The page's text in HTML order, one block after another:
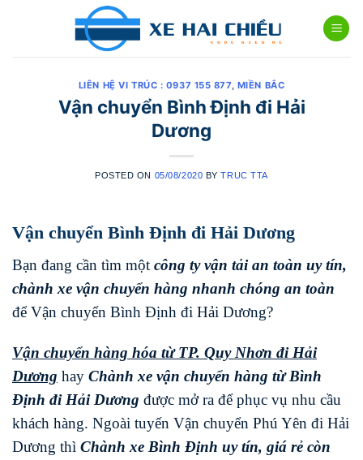
LIÊN HỆ VI TRÚC : 0937 155 877, MIỀN BẮC
Vận chuyển Bình Định đi Hải
Dương
POSTED ON 05/08/2020 BYTRUC TTA
Vận chuyển Bình Định đi Hải Dương
Bạn đang cần tìm một công ty vận tải an toàn uy tín,
chành xe vận chuyển hàng nhanh chóng an toàn
để Vận chuyển Bình Định đi Hải Dương?
Vận chuyển hàng hóa từ TP. Quy Nhơn đi Hải
Dương hay Chành xe vận chuyển hàng từ Bình
Định đi Hải Dương được mở ra để phục vụ nhu cầu
khách hàng. Ngoài tuyến Vận chuyển Phú Yên đi Hải
Dương thì Chành xe Bình Định uy tín, giá rẻ còn